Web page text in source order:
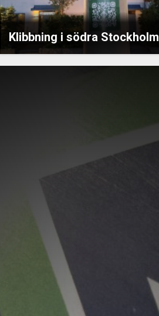
Klibbning i södra Stockholm